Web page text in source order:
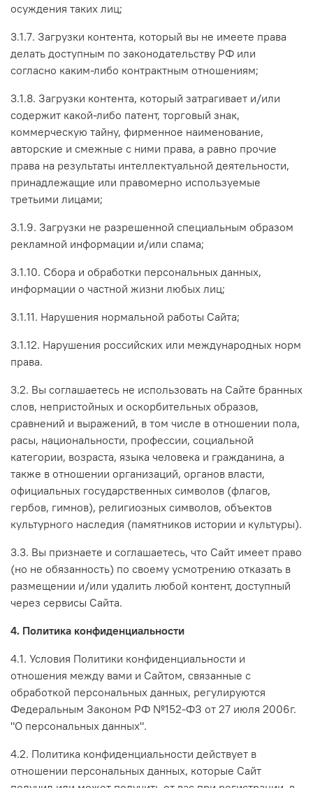
осуждения таких лиц;
3.1.7. Загрузки контента, который вы не имеете права
делать доступным по законодательству РФ или
согласно каким-либо контрактным отношениям;
3.1.8. Загрузки контента, который затрагивает и/или
содержит какой-либо патент, торговый знак,
коммерческую тайну, фирменное наименование,
авторские и смежные с ними права, а равно прочие
права на результаты интеллектуальной деятельности,
принадлежащие или правомерно используемые
третьими лицами;
3.1.9. Загрузки не разрешенной специальным образом
рекламной информации и/или спама;
3.1.10. Сбора и обработки персональных данных,
информации о частной жизни любых лиц;
3.1.11. Нарушения нормальной работы Сайта;
3.1.12. Нарушения российских или международных норм
права.
3.2. Вы соглашаетесь не использовать на Сайте бранных
слов, непристойных и оскорбительных образов,
сравнений и выражений, в том числе в отношении пола,
расы, национальности, профессии, социальной
категории, возраста, языка человека и гражданина, а
также в отношении организаций, органов власти,
официальных государственных символов (флагов,
гербов, гимнов), религиозных символов, объектов
культурного наследия (памятников истории и культуры).
3.3. Вы признаете и соглашаетесь, что Сайт имеет право
(но не обязанность) по своему усмотрению отказать в
размещении и/или удалить любой контент, доступный
через сервисы Сайта.
4. Политика конфиденциальности
4.1. Условия Политики конфиденциальности и
отношения между вами и Сайтом, связанные с
обработкой персональных данных, регулируются
Федеральным Законом РФ №152-ФЗ от 27 июля 2006г.
"О персональных данных".
4.2. Политика конфиденциальности действует в
отношении персональных данных, которые Сайт